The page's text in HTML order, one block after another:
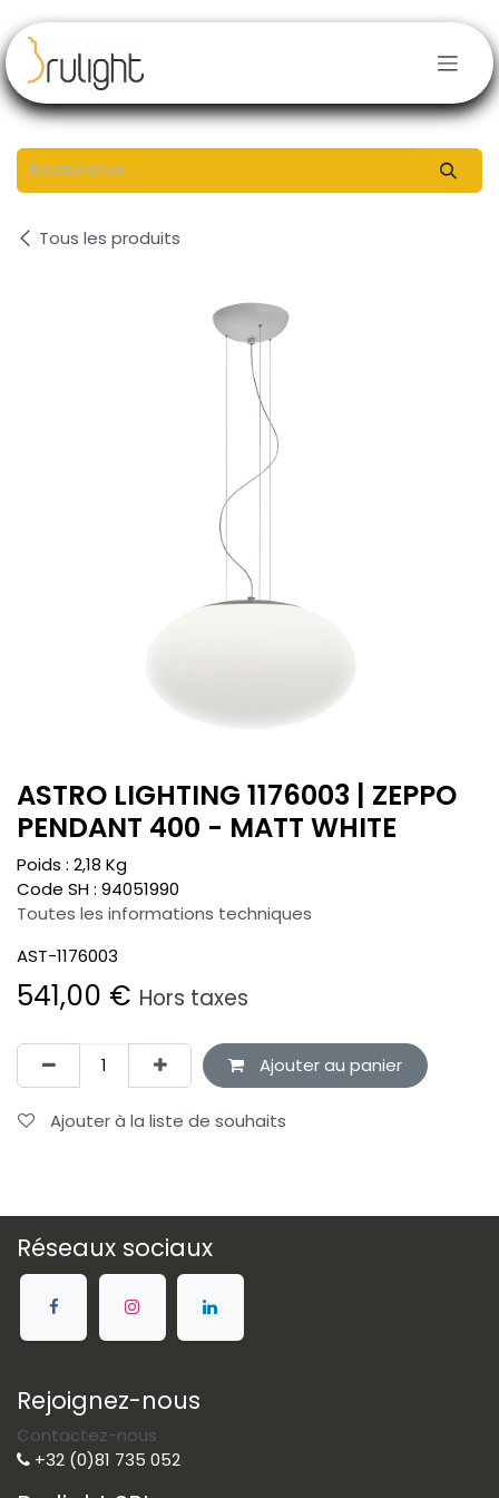
Tous les produits
ASTRO LIGHTING 1176003 | ZEPPO
PENDANT 400 - MATT WHITE
Poids : 2,18 Kg
Code SH : 94051990
Toutes les informations techniques
AST-1176003
541,00 € Hors taxes
Ajouter au panier
Ajouter à la liste de souhaits
Réseaux sociaux
Rejoignez-nous
Contactez-nous
+32 (0)81 735 052